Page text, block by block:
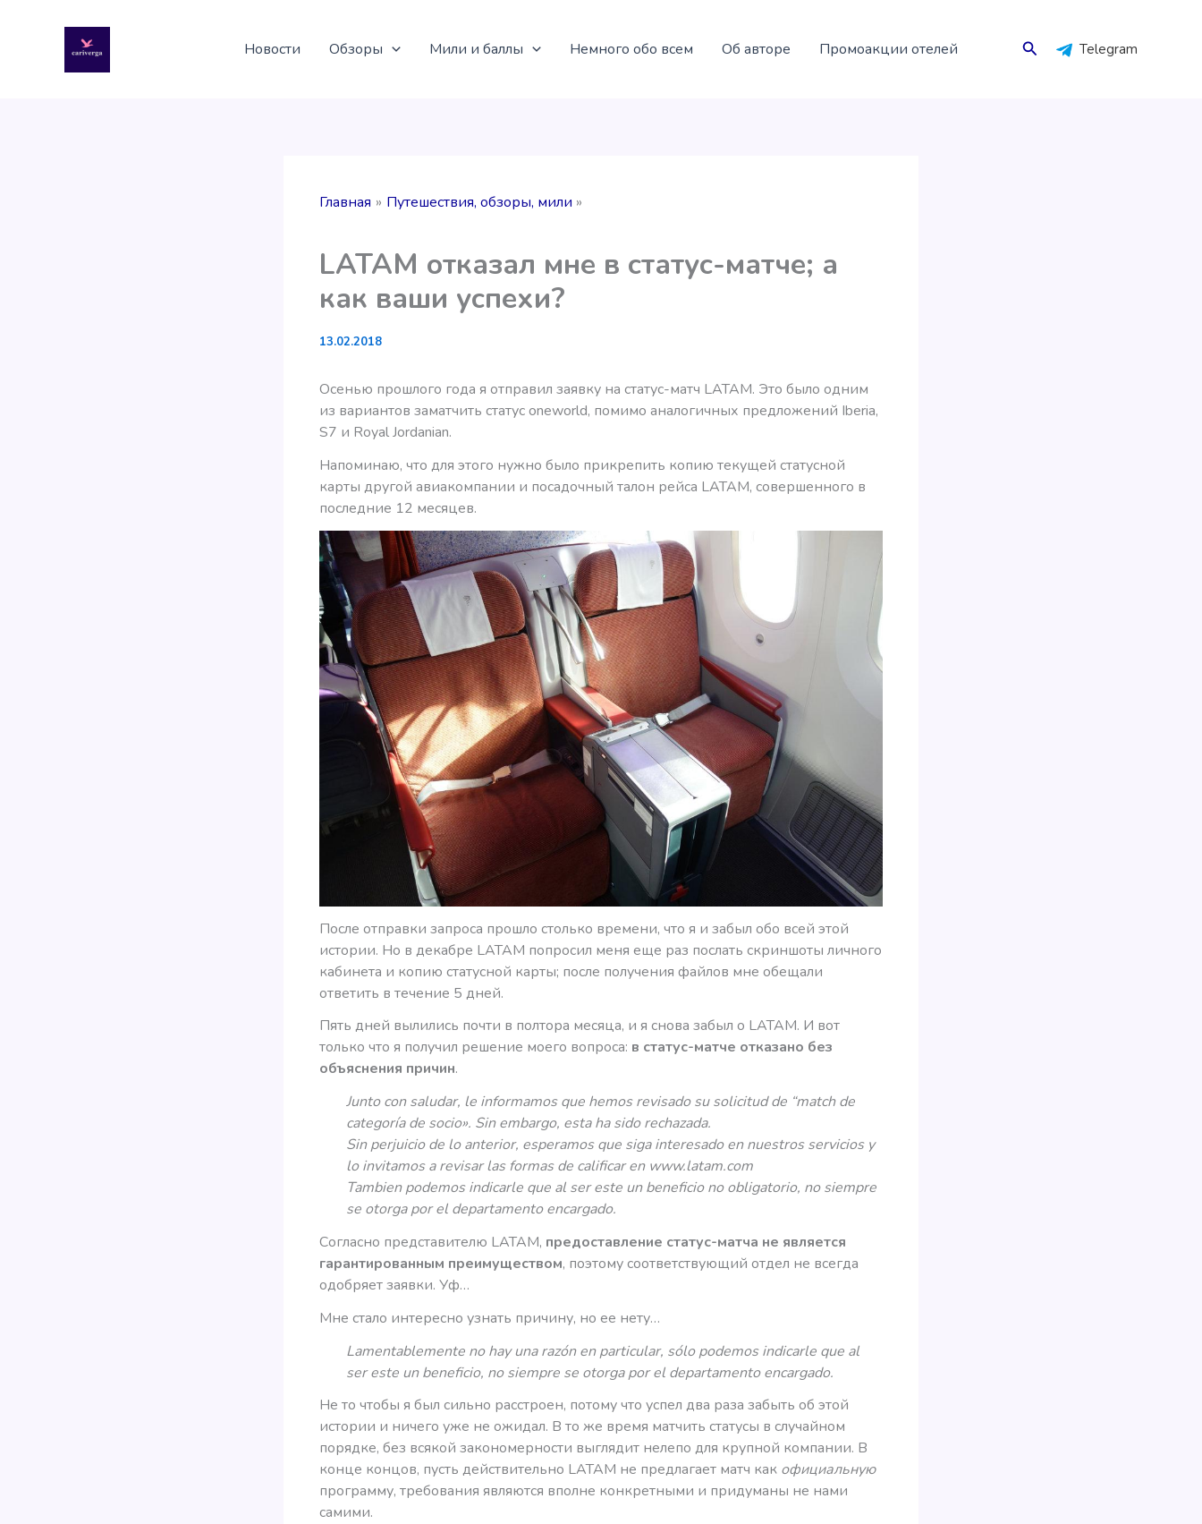
содержимому
Новости Обзоры Мили и баллы Немного обо всем Об авторе Промоакции отелей Поиск Telegram
Главная Путешествия, обзоры, мили
LATAM отказал мне в статус-матче; а
как ваши успехи?
13.02.2018
Осенью прошлого года я отправил заявку на статус-матч LATAM. Это было одним
из вариантов заматчить статус oneworld, помимо аналогичных предложений Iberia,
S7 и Royal Jordanian.
Напоминаю, что для этого нужно было прикрепить копию текущей статусной
карты другой авиакомпании и посадочный талон рейса LATAM, совершенного в
последние 12 месяцев.
После отправки запроса прошло столько времени, что я и забыл обо всей этой
истории. Но в декабре LATAM попросил меня еще раз послать скриншоты личного
кабинета и копию статусной карты; после получения файлов мне обещали
ответить в течение 5 дней.
Пять дней вылились почти в полтора месяца, и я снова забыл о LATAM. И вот
только что я получил решение моего вопроса: в статус-матче отказано без
объяснения причин.
Junto con saludar, le informamos que hemos revisado su solicitud de “match de
categoría de socio». Sin embargo, esta ha sido rechazada.
Sin perjuicio de lo anterior, esperamos que siga interesado en nuestros servicios y
lo invitamos a revisar las formas de calificar en www.latam.com
Tambien podemos indicarle que al ser este un beneficio no obligatorio, no siempre
se otorga por el departamento encargado.
Согласно представителю LATAM, предоставление статус-матча не является
гарантированным преимуществом, поэтому соответствующий отдел не всегда
одобряет заявки. Уф…
Мне стало интересно узнать причину, но ее нету…
Lamentablemente no hay una razón en particular, sólo podemos indicarle que al
ser este un beneficio, no siempre se otorga por el departamento encargado.
Не то чтобы я был сильно расстроен, потому что успел два раза забыть об этой
истории и ничего уже не ожидал. В то же время матчить статусы в случайном
порядке, без всякой закономерности выглядит нелепо для крупной компании. В
конце концов, пусть действительно LATAM не предлагает матч как официальную
программу, требования являются вполне конкретными и придуманы не нами
самими.